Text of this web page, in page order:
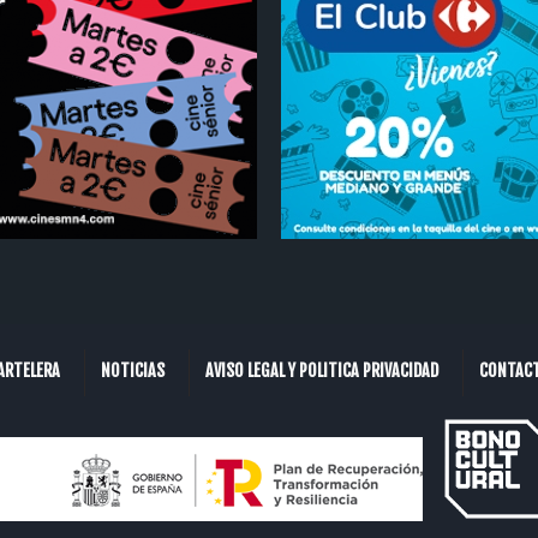
NOTICIAS AVISO LEGAL Y POLITICA PRIVACIDAD